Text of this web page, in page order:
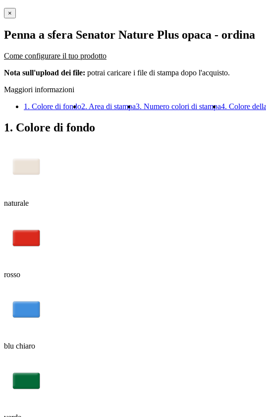
×
Penna a sfera Senator Nature Plus opaca - ordina
Come configurare il tuo prodotto
Nota sull'upload dei file: potrai caricare i file di stampa dopo l'acquisto.
Maggiori informazioni
1. Colore di fondo2. Area di stampa3. Numero colori di stampa4. Colore
1. Colore di fondo
naturale
rosso
blu chiaro